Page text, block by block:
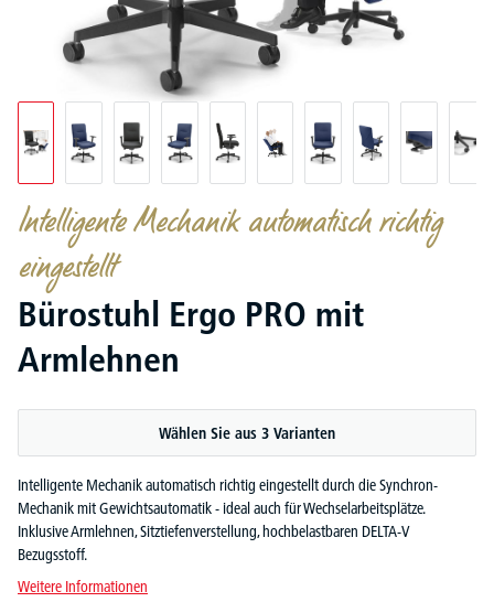
Intelligente Mechanik automatisch richtig
eingestellt
Bürostuhl Ergo PRO mit
Armlehnen
Wählen Sie aus 3 Varianten
Intelligente Mechanik automatisch richtig eingestellt durch die Synchron-
Mechanik mit Gewichtsautomatik - ideal auch für Wechselarbeitsplätze.
Inklusive Armlehnen, Sitztiefenverstellung, hochbelastbaren DELTA-V
Bezugsstoff.
Weitere Informationen